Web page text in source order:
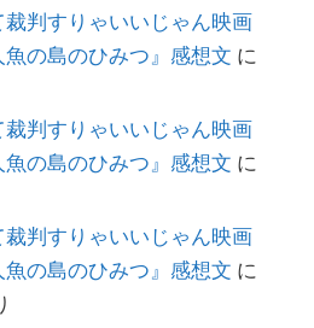
判すりゃいいじゃん映画
の島のひみつ』感想文 に
判すりゃいいじゃん映画
の島のひみつ』感想文 に
判すりゃいいじゃん映画
の島のひみつ』感想文 に